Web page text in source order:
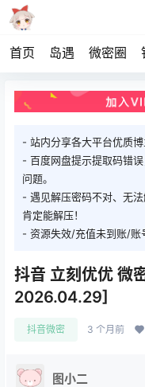
首页 岛遇 微密圈
- 站内分享各大平台优质
- 百度网盘提示提取码错
问题。
- 遇见解压密码不对、无
肯定能解压！
- 资源失效/充值未到账/账
抖音 立刻优优 微
2026.04.29]
抖音微密 3 个月前
图小二